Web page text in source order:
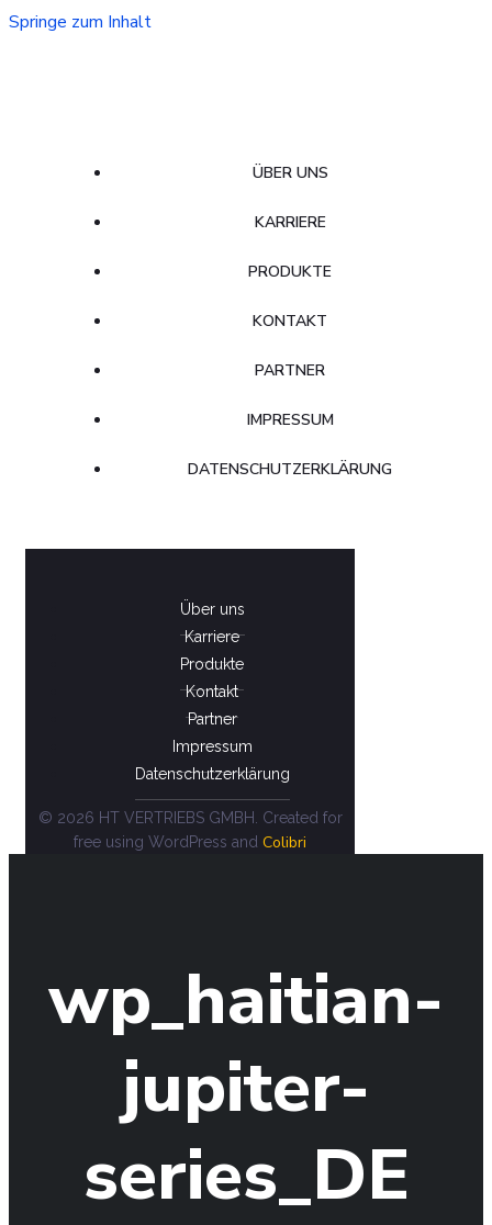
Springe zum Inhalt
ÜBER UNS
KARRIERE
PRODUKTE
KONTAKT
PARTNER
IMPRESSUM
DATENSCHUTZERKLÄRUNG
Über uns
Karriere
Produkte
Kontakt
Partner
Impressum
Datenschutzerklärung
© 2026 HT VERTRIEBS GMBH. Created for
free using WordPress and Colibri
wp_haitian-
jupiter-
series_DE